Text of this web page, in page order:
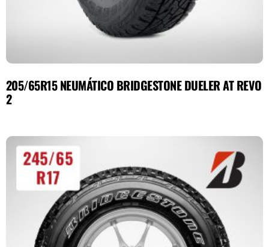
205/65R15 NEUMÁTICO BRIDGESTONE DUELER AT REVO
2